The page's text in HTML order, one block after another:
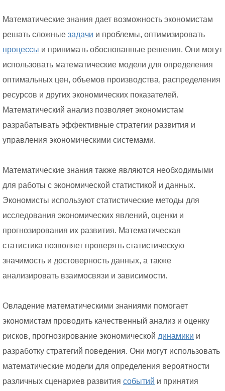
Математические знания дает возможность экономистам
решать сложные задачи и проблемы, оптимизировать
процессы и принимать обоснованные решения. Они могут
использовать математические модели для определения
оптимальных цен, объемов производства, распределения
ресурсов и других экономических показателей.
Математический анализ позволяет экономистам
разрабатывать эффективные стратегии развития и
управления экономическими системами.
Математические знания также являются необходимыми
для работы с экономической статистикой и данных.
Экономисты используют статистические методы для
исследования экономических явлений, оценки и
прогнозирования их развития. Математическая
статистика позволяет проверять статистическую
значимость и достоверность данных, а также
анализировать взаимосвязи и зависимости.
Овладение математическими знаниями помогает
экономистам проводить качественный анализ и оценку
рисков, прогнозирование экономической динамики и
разработку стратегий поведения. Они могут использовать
математические модели для определения вероятности
различных сценариев развития событий и принятия